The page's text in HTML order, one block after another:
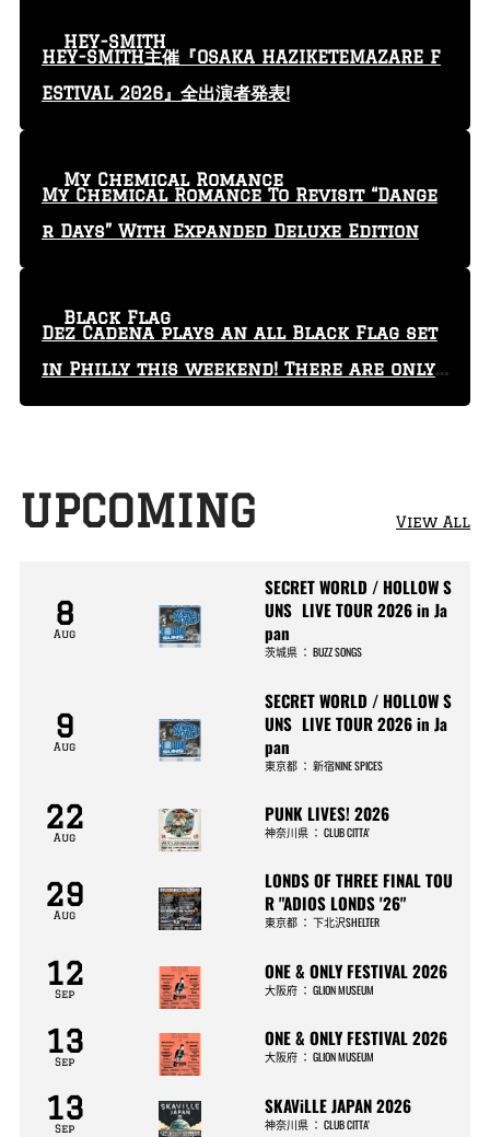
HEY-SMITH主催『OSAKA HAZIKETEMAZARE F
ESTIVAL 2026』全出演者発表!
HEY-SMITH
My Chemical Romance To Revisit “Dange
r Days” With Expanded Deluxe Edition
My Chemical Romance
Dez Cadena plays an all Black Flag set
in Philly this weekend! There are only
29 tickets left!
Black Flag
UPCOMING View All
8
Aug
SECRET WORLD / HOLLOW S
UNS LIVE TOUR 2026 in Ja
pan
茨城県 ：BUZZ SONGS
9
Aug
SECRET WORLD / HOLLOW S
UNS LIVE TOUR 2026 in Ja
pan
東京都 ：新宿NINE SPICES
22
Aug
PUNK LIVES! 2026
神奈川県 ：CLUB CITTA’
29
Aug
LONDS OF THREE FINAL TOU
R "ADIOS LONDS '26"
東京都 ：下北沢SHELTER
12
Sep
ONE & ONLY FESTIVAL 2026
大阪府 ：GLION MUSEUM
13
Sep
ONE & ONLY FESTIVAL 2026
大阪府 ：GLION MUSEUM
13
Sep
SKAViLLE JAPAN 2026
神奈川県 ：CLUB CITTA’